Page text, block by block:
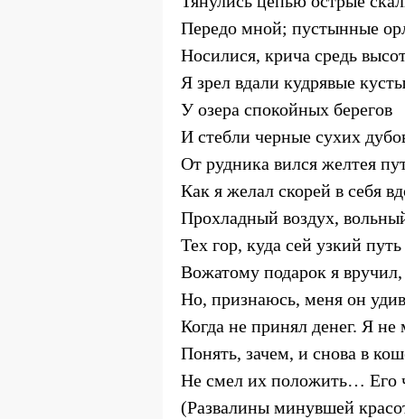
Передо мной; пустынные
Носилися, крича средь
Я зрел вдали кудрявые кусты
У озера спокойных берегов
И стебли черные сухих
От рудника вился желтея
Как я желал скорей в себя
Прохладный воздух,
Тех гор, куда сей узкий путь
Вожатому подарок я вручил,
Но, признаюсь, меня он
Когда не принял денег. Я не
Понять, зачем, и снова в
Не смел их положить… Его
(Развалины минувшей